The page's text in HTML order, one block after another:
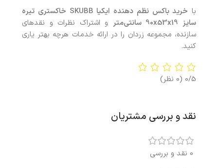
با خرید
باکس نظم‌ دهنده ایکیا SKUBB خاکستری تیره
سایز 90x53x19 سانتی‌متر
و اشتراک نظرات و نقدهای
سازنده، مجموعه زردان را در ارائه خدمات هرچه بهتر یاری
کنید.
0/5 (0 نظر)
نقد و بررسی مشتریان
0 نقد و بررسی